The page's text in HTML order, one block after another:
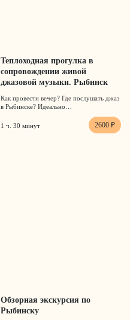
Теплоходная прогулка в
сопровождении живой
джазовой музыки. Рыбинск
Как провести вечер? Где послушать джаз
в Рыбинске? Идеально…
1 ч. 30 минут 2600 ₽
Обзорная экскурсия по
Рыбинску